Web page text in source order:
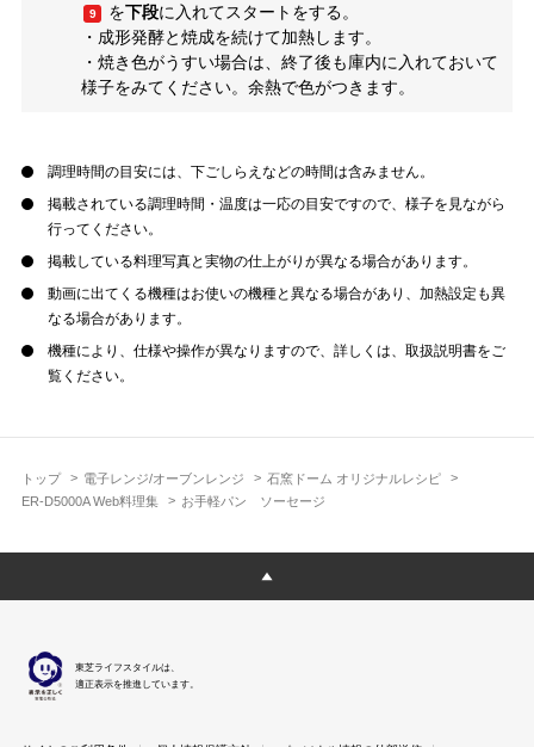
トップ 電子レンジ/オーブンレンジ
石窯ドーム オリジナルレシピ
ER-D5000A Web料理集
お手軽パン ソーセージ
9 を下段に入れてスタートをする。
・成形発酵と焼成を続けて加熱します。
・焼き色がうすい場合は、終了後も庫内に入れておいて
様子をみてください。余熱で色がつきます。
調理時間の目安には、下ごしらえなどの時間は含みません。
掲載されている調理時間・温度は一応の目安ですので、様子を見ながら
行ってください。
掲載している料理写真と実物の仕上がりが異なる場合があります。
動画に出てくる機種はお使いの機種と異なる場合があり、加熱設定も異
なる場合があります。
機種により、仕様や操作が異なりますので、詳しくは、取扱説明書をご
覧ください。
東芝ライフスタイルは、
適正表示を推進しています。